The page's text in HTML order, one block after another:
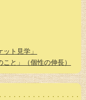
ト見学」
と」（個性の伸長）